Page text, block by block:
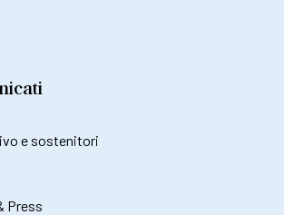
e sostenitori
Press